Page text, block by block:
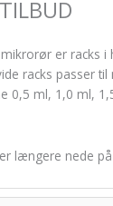
er racks i
racks passer
0,5 ml, 1,0 ml,
længere nede
vælges
på
vælges
på
vælges
på
vælges
på
vælges
på
vælges
på
vælges
på